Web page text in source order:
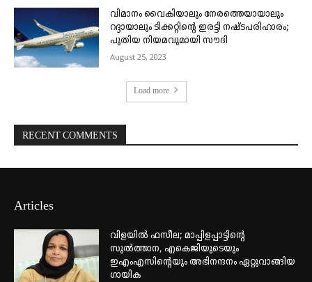
വിമാനം വൈകിയാലും നേരത്തെയായാലും
റദ്ദായാലും ടിക്കറ്റിന്റെ ഇരട്ടി നഷ്ടപരിഹാരം;
പുതിയ നിയമവുമായി സൗദി
August 25, 2023
Load more
RECENT COMMENTS
Articles
വിളയിൽ ഫസീല; മാപ്പിളപ്പാട്ടിന്റെ
സുൽത്താന, എകെജിയുടെയും
ഇഎംഎസിന്റെയും അഭിനന്ദനം ഏറ്റുവാങ്ങിയ
ഗായിക